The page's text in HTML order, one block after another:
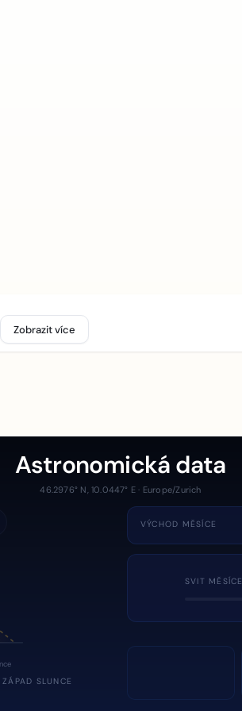
Zobrazit více
Astronomická data
46.2976° N, 10.0447° E · Europe/Zurich
ZÁPAD SLUNCE
VÝCHOD MĚSÍCE
SVIT MĚSÍCE